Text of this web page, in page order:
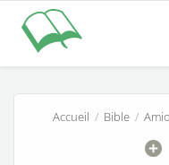
Accueil / Bible /